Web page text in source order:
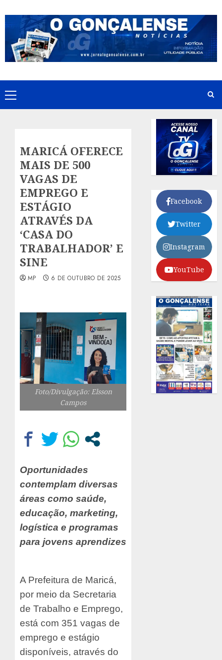
to
content
Primary
Menu
MARICÁ OFERECE
MAIS DE 500
VAGAS DE
EMPREGO E
ESTÁGIO
ATRAVÉS DA
‘CASA DO
TRABALHADOR’ E
SINE
MP 6 DE OUTUBRO DE 2025
Foto/Divulgação: Elsson
Campos
Oportunidades
contemplam diversas
áreas como saúde,
educação, marketing,
logística e programas
para jovens aprendizes
A Prefeitura de Maricá,
por meio da Secretaria
de Trabalho e Emprego,
está com 351 vagas de
emprego e estágio
disponíveis, através do
Facebook
Twitter
Instagram
YouTube